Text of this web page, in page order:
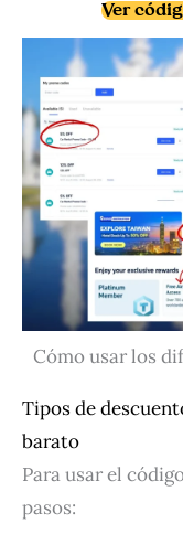
Ver
Cómo usar los
Tipos de
barato
Para usar el
pasos: